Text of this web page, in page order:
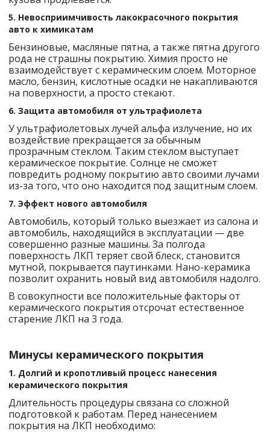
5. Невосприимчивость лакокрасочного покрытия
авто к химикатам
Бензиновые, масляные пятна, а также пятна другого
рода не страшны покрытию. Химия просто не
взаимодействует с керамическим слоем. Моторное
масло, бензин, кислотные осадки не накапливаются
на поверхности, а просто стекают.
6. Защита автомобиля от ультрафиолета
У ультрафиолетовых лучей альфа излучение, но их
воздействие прекращается за обычным
прозрачным стеклом. Таким стеклом выступает
керамическое покрытие. Солнце не сможет
повредить родному покрытию авто своими лучами
из-за того, что оно находится под защитным слоем.
7. Эффект нового автомобиля
Автомобиль, который только выезжает из салона и
автомобиль, находящийся в эксплуатации — две
совершенно разные машины. За полгода
поверхность ЛКП теряет свой блеск, становится
мутной, покрывается паутинками. Нано-керамика
позволит охранить новый вид автомобиля надолго.
В совокупности все положительные факторы от
керамического покрытия отсрочат естественное
старение ЛКП на 3 года.
Минусы керамического покрытия
1. Долгий и кропотливый процесс нанесения
керамического покрытия
Длительность процедуры связана со сложной
подготовкой к работам. Перед нанесением
покрытия на ЛКП необходимо: